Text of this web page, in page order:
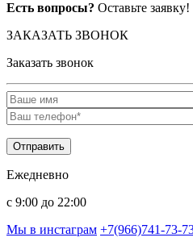
Есть вопросы? Оставьте заявку!
ЗАКАЗАТЬ ЗВОНОК
Заказать звонок
Ежедневно
c 9:00 до 22:00
Мы в инстаграм +7(966)741-73-